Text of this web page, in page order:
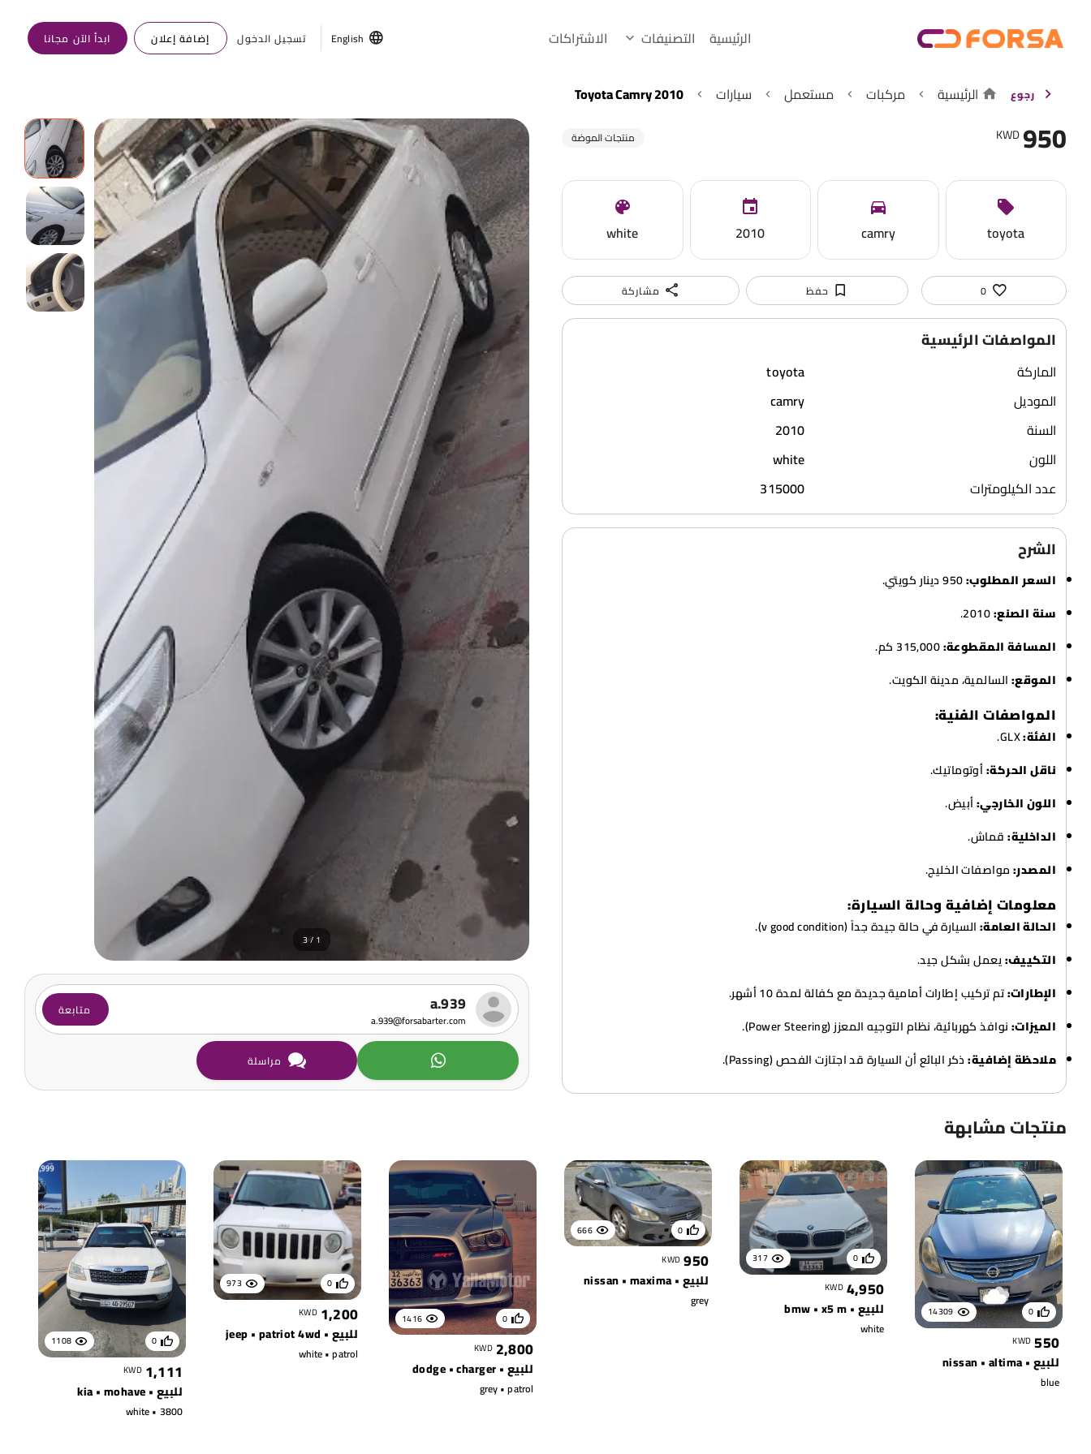
الرئيسية التصنيفات الاشتراكات English تسجيل الدخول إضافة إعلان ابدأ الآن مجانا
رجوع الرئيسية مركبات مستعمل سيارات Toyota Camry 2010
950
KWD منتجات الموضة
toyota
camry
2010
white
0 حفظ مشاركة
المواصفات الرئيسية
الماركة
toyota
الموديل
camry
السنة
2010
اللون
white
عدد الكيلومترات
315000
الشرح
السعر المطلوب:
سنة الصنع:
المسافة المقطوعة:
الموقع:السالمية، مدينة الكويت.
المواصفات الفنية:
الفئة:GLX.
ناقل الحركة:أوتوماتيك.
اللون الخارجي:أبيض.
الداخلية:قماش.
المصدر:مواصفات الخليج.
معلومات إضافية وحالة السيارة:
الحالة العامة:السيارة في حالة جيدة جداً (v good condition).
التكييف:يعمل بشكل جيد.
الإطارات:تم تركيب إطارات أمامية جديدة مع كفالة لمدة 10 أشهر.
الميزات:نوافذ كهربائية، نظام التوجيه المعزز (Power Steering).
ملاحظة إضافية:ذكر البائع أن السيارة قد اجتازت الفحص (Passing).
1 / 3
a.939
a.939@forsabarter.com
متابعة
مراسلة
منتجات مشابهة
14309 0
550
KWD
للبيع • nissan • altima
blue
317 0
4,950
KWD
للبيع • bmw • x5 m
white
666 0
950
KWD
للبيع • nissan • maxima
grey
1416 0
2,800
KWD
للبيع • dodge • charger
grey • patrol
973 0
1,200
KWD
للبيع • jeep • patriot 4wd
white • patrol
1108 0
1,111
KWD
للبيع • kia • mohave
white • 3800